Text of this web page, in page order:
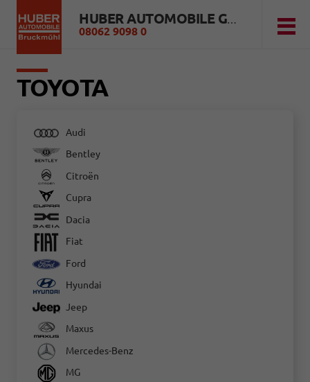
HUBER AUTOMOBILE GMBH
08062 9098 0
TOYOTA
Audi
Bentley
Citroën
Cupra
Dacia
Fiat
Ford
Hyundai
Jeep
Maxus
Mercedes-Benz
MG